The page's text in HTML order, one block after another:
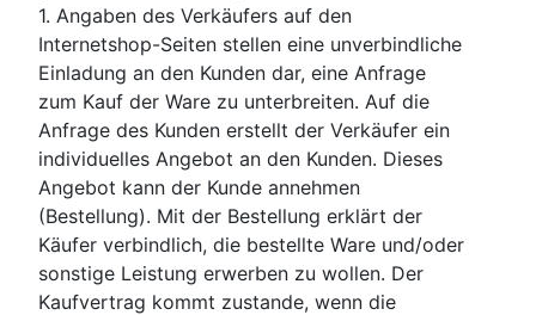
1. Angaben des Verkäufers auf den
Internetshop-Seiten stellen eine unverbindliche
Einladung an den Kunden dar, eine Anfrage
zum Kauf der Ware zu unterbreiten. Auf die
Anfrage des Kunden erstellt der Verkäufer ein
individuelles Angebot an den Kunden. Dieses
Angebot kann der Kunde annehmen
(Bestellung). Mit der Bestellung erklärt der
Käufer verbindlich, die bestellte Ware und/oder
sonstige Leistung erwerben zu wollen. Der
Kaufvertrag kommt zustande, wenn die